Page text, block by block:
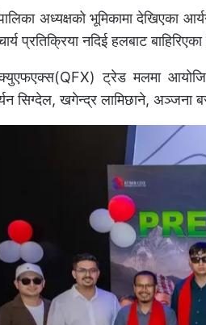
अध्यक्षको भूमिकामा देखिएका
प्रतिक्रिया नदिई हलबाट बाहिरिएका
ट्रेड मलमा
सिग्देल, खगेन्द्र लामिछाने, अञ्जना